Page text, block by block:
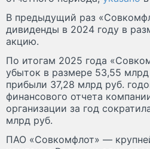
В предыдущий раз
дивиденды в 2024 году в
акцию.
По итогам 2025 года
убыток в размере 53,55
прибыли 37,28 млрд руб.
финансового отчета
организации за год
млрд руб.
ПАО «Совкомфлот» —